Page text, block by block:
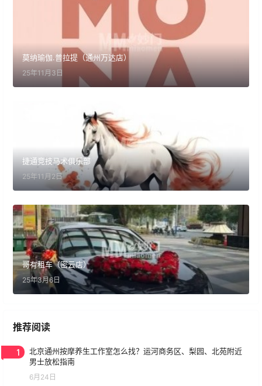
莫纳瑜伽.普拉提（通州万达店）
25年11月3日
捷通竞技马术俱乐部
25年11月2日
哥有租车（密云店）
25年3月6日
推荐阅读
1
北京通州按摩养生工作室怎么找？运河商务区、梨园、北苑附近
男士放松指南
6月24日